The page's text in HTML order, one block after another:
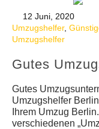
12 Juni, 2020
Umzugshelfer,
Umzugshelfer
Gutes
Gutes
Umzugshelfer
Ihrem Umzug
verschiedenen